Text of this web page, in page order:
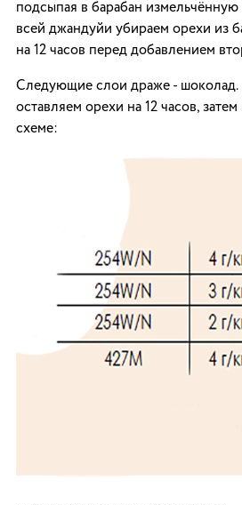
подсыпая в барабан
всей джандуйи убираем орехи из
на 12 часов перед добавлением
Следующие слои драже -
оставляем орехи на 12 часов,
схеме: